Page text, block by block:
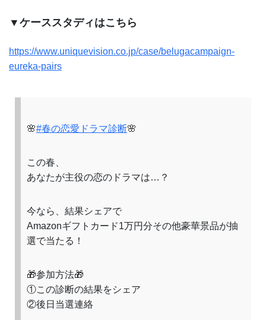
▼ケーススタディはこちら
https://www.uniquevision.co.jp/case/belugacampaign-
eureka-pairs
🌸#春の恋愛ドラマ診断🌸
この春、
あなたが主役の恋のドラマは…？
今なら、結果シェアで
Amazonギフトカード1万円分その他豪華景品が抽
選で当たる！
🎁参加方法🎁
①この診断の結果をシェア
②後日当選連絡